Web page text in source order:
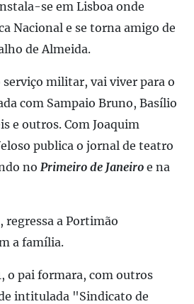
se em Lisboa onde
Nacional e se torna amigo de
de Almeida.
militar, vai viver para o
com Sampaio Bruno, Basílio
e outros. Com Joaquim
publica o jornal de teatro
no Primeiro de Janeiro e na
regressa a Portimão
a família.
o pai formara, com outros
intitulada "Sindicato de